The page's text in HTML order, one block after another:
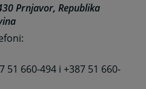
Prnjavor, Republika
:
51 660-494 i +387 51 660-